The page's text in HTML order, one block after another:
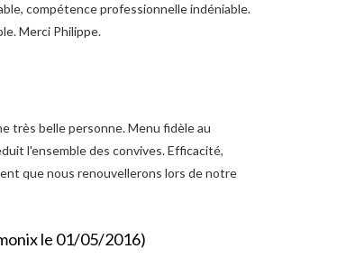
compétence professionnelle indéniable.
Merci Philippe.
très belle personne. Menu fidèle au
l'ensemble des convives. Efficacité,
que nous renouvellerons lors de notre
le 01/05/2016)